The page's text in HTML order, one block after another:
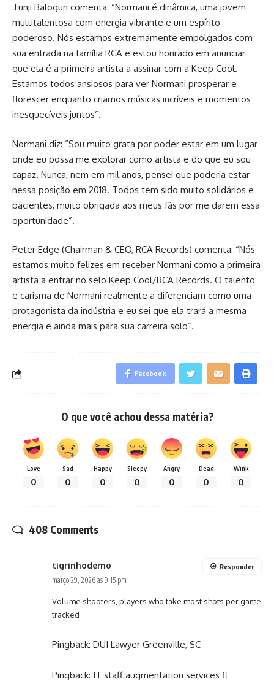
Tunji Balogun comenta: “Normani é dinâmica, uma jovem
multitalentosa com energia vibrante e um espírito
poderoso. Nós estamos extremamente empolgados com
sua entrada na família RCA e estou honrado em anunciar
que ela é a primeira artista a assinar com a Keep Cool.
Estamos todos ansiosos para ver Normani prosperar e
florescer enquanto criamos músicas incríveis e momentos
inesquecíveis juntos”.
Normani diz: “Sou muito grata por poder estar em um lugar
onde eu possa me explorar como artista e do que eu sou
capaz. Nunca, nem em mil anos, pensei que poderia estar
nessa posição em 2018. Todos tem sido muito solidários e
pacientes, muito obrigada aos meus fãs por me darem essa
oportunidade”.
Peter Edge (Chairman & CEO, RCA Records) comenta: “Nós
estamos muito felizes em receber Normani como a primeira
artista a entrar no selo Keep Cool/RCA Records. O talento
e carisma de Normani realmente a diferenciam como uma
protagonista da indústria e eu sei que ela trará a mesma
energia e ainda mais para sua carreira solo”.
Facebook
O que você achou dessa matéria?
Love
0
Sad
0
Happy
0
Sleepy
0
Angry
0
Dead
0
Wink
0
408 Comments
tigrinhodemo
março 29, 2026 às 9:15 pm
Volume shooters, players who take most shots per game
tracked
Responder
Pingback: DUI Lawyer Greenville, SC
Pingback: IT staff augmentation services fl